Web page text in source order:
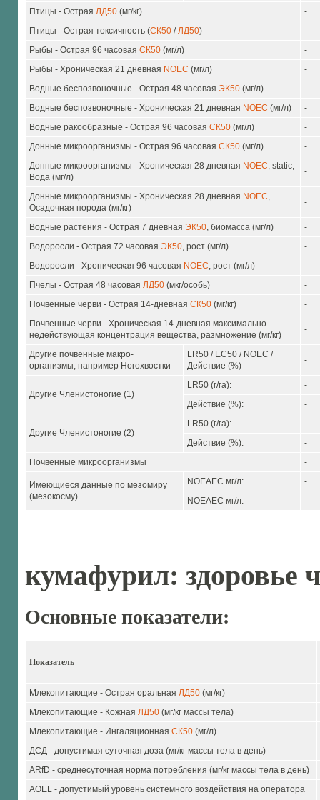
Птицы - Острая ЛД50 (мг/кг)
-
Птицы - Острая токсичность (СК50 /ЛД50)
-
Рыбы - Острая 96 часовая СК50 (мг/л)
-
Рыбы - Хроническая 21 дневная NOEC (мг/л)
-
Водные беспозвоночные - Острая 48 часовая ЭК50 (мг/л)
-
Водные беспозвоночные - Хроническая 21 дневная NOEC (мг/л)
-
Водные ракообразные - Острая 96 часовая СК50 (мг/л)
-
Донные микроорганизмы - Острая 96 часовая СК50 (мг/л)
-
Донные микроорганизмы - Хроническая 28 дневная NOEC, static,
Вода (мг/л)
-
Донные микроорганизмы - Хроническая 28 дневная NOEC,
Осадочная порода (мг/кг)
-
Водные растения - Острая 7 дневная ЭК50, биомасса (мг/л)
-
Водоросли - Острая 72 часовая ЭК50, рост (мг/л)
-
Водоросли - Хроническая 96 часовая NOEC, рост (мг/л)
-
Пчелы - Острая 48 часовая ЛД50 (мкг/особь)
-
Почвенные черви - Острая 14-дневная СК50 (мг/кг)
-
Почвенные черви - Хроническая 14-дневная максимально
недействующая концентрация вещества, размножение (мг/кг)
-
Другие почвенные макро-
организмы, например Ногохвостки
LR50 / EC50 / NOEC /
Действие (%)
-
Другие Членистоногие (1)
LR50 (г/га):
-
Действие (%):
-
Другие Членистоногие (2)
LR50 (г/га):
-
Действие (%):
-
Почвенные микроорганизмы
-
Имеющиеся данные по мезомиру
(мезокосму)
NOEAEC мг/л:
-
NOEAEC мг/л:
-
кумафурил: здоровье
Основные показатели:
Показатель
Млекопитающие - Острая оральная ЛД50 (мг/кг)
Млекопитающие - Кожная ЛД50 (мг/кг массы тела)
Млекопитающие - Ингаляционная СК50 (мг/л)
ДСД - допустимая суточная доза (мг/кг массы тела в день)
ARfD - среднесуточная норма потребления (мг/кг массы тела в день)
AOEL - допустимый уровень системного воздействия на оператора